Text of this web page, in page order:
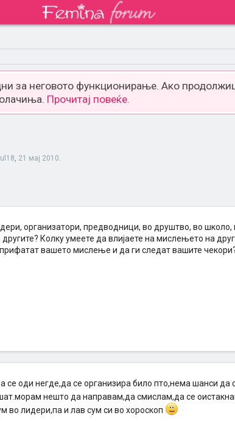
за неговото функционирање. Ако
Прочитај повеќе.
, 21 мај 2010.
организатори, предводници, во друштво, во школо,
Колку умеете да влијаете на мислењето на
прифатат вашето мислење и да ги следат вашите
се оди негде,да се организира било пто,нема шанси да
нешто да направам,да смислам,да се
во лидери,па и лав сум си во хороскоп